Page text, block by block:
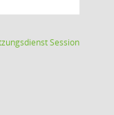
Session(Wird in